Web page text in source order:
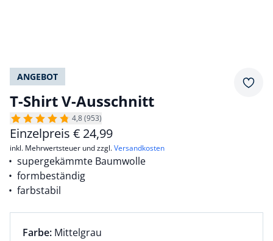
ANGEBOT
T-Shirt V-Ausschnitt
4,8 (953)
Einzelpreis € 24,99
inkl. Mehrwertsteuer und zzgl.Versandkosten
supergekämmte Baumwolle
formbeständig
farbstabil
Farbauswahl:
Farbe: aktuell ausgewählt:
Mittelgrau